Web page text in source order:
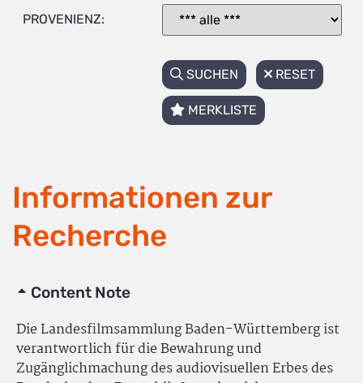
PROVENIENZ:
SUCHEN RESET
MERKLISTE
Informationen zur
Recherche
Content Note
Die Landesfilmsammlung Baden-Württemberg ist
verantwortlich für die Bewahrung und
Zugänglichmachung des audiovisuellen Erbes des